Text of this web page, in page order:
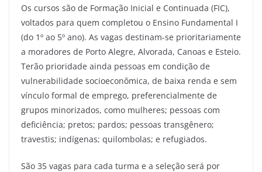
Os cursos são de Formação Inicial e Continuada (FIC),
voltados para quem completou o Ensino Fundamental I
(do 1º ao 5º ano). As vagas destinam-se prioritariamente
a moradores de Porto Alegre, Alvorada, Canoas e Esteio.
Terão prioridade ainda pessoas em condição de
vulnerabilidade socioeconômica, de baixa renda e sem
vínculo formal de emprego, preferencialmente de
grupos minorizados, como mulheres; pessoas com
deficiência; pretos; pardos; pessoas transgênero;
travestis; indígenas; quilombolas; e refugiados.
São 35 vagas para cada turma e a seleção será por